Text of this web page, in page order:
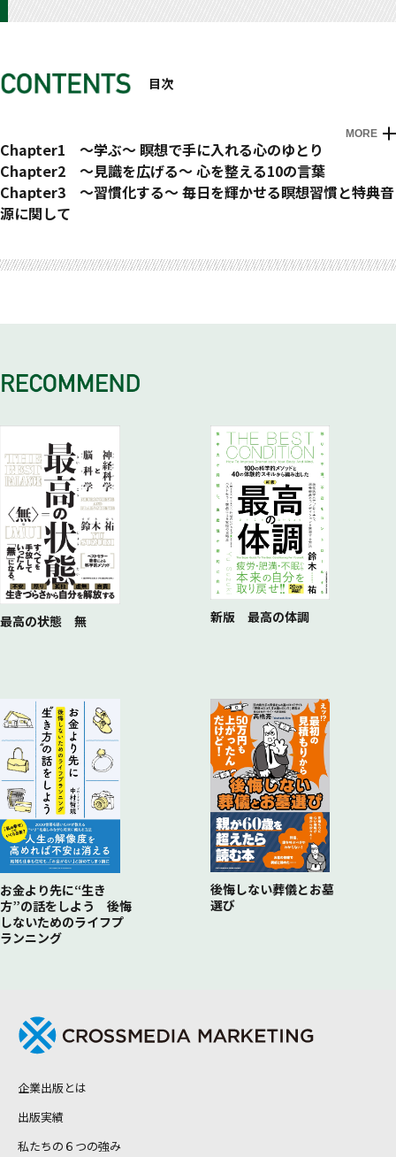
目次
MORE
Prologue はじめに
Chapter1 ～学ぶ～ 瞑想で手に入れる心のゆとり
1ヵ月目：理論編
Day1 瞑想との出会い
Day2 答え探し脳だった私
コラム：頑張るゾーンから抜け出す
Day4 瞑想とは「ゆとり」
2ヵ月目：実践編
Day8 視野を広げる
Day10 自分を大切にする
コラム：目標や理想は自分を枯渇させる？
Chapter2 〜見識を広げる〜 心を整える10の言葉
No.1 比較する自分から抜け出す
No.2 感情を尊重する
No.4 自分を受け入れる勇気を持つ
No.5 心のお手入れをする
No.7 必要のないものは手放す
No.10 自信を持つ
Chapter3 〜習慣化する〜 毎日を輝かせる瞑想習慣と特典音
源に関して
10分
No.2 ベッドで行う安らぎとリラクゼーションの瞑想20分
No.4 朝の目覚めやお昼の休憩にも効果的 ボディスキャンプ
No.6 視野を広げ、心の安定を育む瞑想15分
No.8,9 長めの瞑想 20分にチャレンジ中級・上級
最高の状態 無 新版 最高の体調
お金より先に“生き
方”の話をしよう 後悔
しないためのライフプ
ランニング
後悔しない葬儀とお墓
選び
企業出版とは
出版実績
私たちの６つの強み